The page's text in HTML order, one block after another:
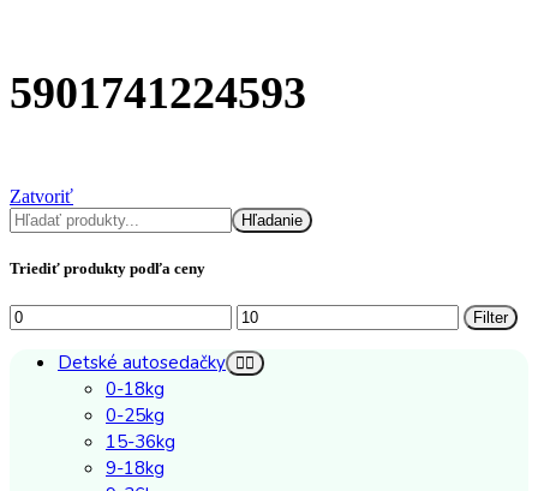
5901741224593
Zatvoriť
Hľadať
Hľadanie
Triediť produkty podľa ceny
Minimálna
cena
Maximálna
cena
Filter
Detské autosedačky
0-18kg
0-25kg
15-36kg
9-18kg